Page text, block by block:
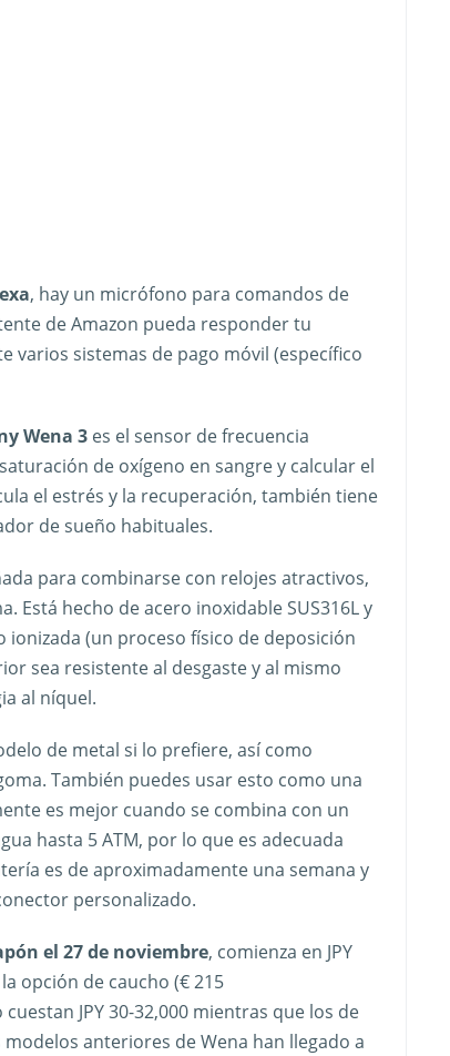
, hay un micrófono para comandos de
de Amazon pueda responder tu
varios sistemas de pago móvil (específico
Wena 3 es el sensor de frecuencia
de oxígeno en sangre y calcular el
el estrés y la recuperación, también tiene
de sueño habituales.
para combinarse con relojes atractivos,
Está hecho de acero inoxidable SUS316L y
ionizada (un proceso físico de deposición
sea resistente al desgaste y al mismo
al níquel.
de metal si lo prefiere, así como
También puedes usar esto como una
es mejor cuando se combina con un
hasta 5 ATM, por lo que es adecuada
es de aproximadamente una semana y
personalizado.
el 27 de noviembre, comienza en JPY
opción de caucho (€ 215
JPY 30-32,000 mientras que los de
modelos anteriores de Wena han llegado a